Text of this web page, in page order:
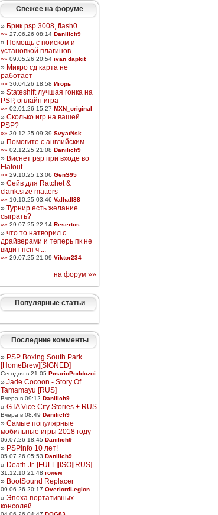
Свежее на форуме
» Брик psp 3008, flash0
»» 27.06.26 08:14 Danilich9
» Помощь с поиском и
установкой плагинов
»» 09.05.26 20:54 ivan dapkit
» Микро сд карта не
работает
»» 30.04.26 18:58 Игорь
» Stateshift лучшая гонка на
PSP, онлайн игра
»» 02.01.26 15:27 MXN_original
» Сколько игр на вашей
PSP?
»» 30.12.25 09:39 SvyatNsk
» Помогите с английским
»» 02.12.25 21:08 Danilich9
» Виснет psp при входе во
Flatout
»» 29.10.25 13:06 GenS95
» Сейв для Ratchet &
clank:size matters
»» 10.10.25 03:46 Valhall88
» Турнир есть желание
сыграть?
»» 29.07.25 22:14 Resertos
» что то натворил с
драйверами и теперь пк не
видит псп ч ...
»» 29.07.25 21:09 Viktor234
на форум »»
Популярные статьи
Последние комменты
» PSP Boxing South Park
[HomeBrew][SIGNED]
Сегодня в 21:05 PmarioPoddozoi
» Jade Cocoon - Story Of
Tamamayu [RUS]
Вчера в 09:12 Danilich9
» GTA Vice City Stories + RUS
Вчера в 08:49 Danilich9
» Самые популярные
мобильные игры 2018 году
06.07.26 18:45 Danilich9
» PSPinfo 10 лет!
05.07.26 05:53 Danilich9
» Death Jr. [FULL][ISO][RUS]
31.12.10 21:48 голем
» BootSound Replacer
09.06.26 20:17 OverlordLegion
» Эпоха портативных
консолей